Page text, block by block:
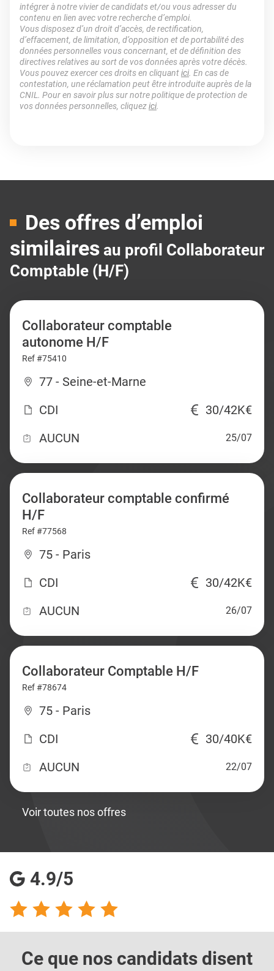
intégrer à notre vivier de candidats et/ou vous adresser du
contenu en lien avec votre recherche d’emploi.
Vous disposez d’un droit d’accès, de rectification,
d’effacement, de limitation, d’opposition et de portabilité des
données personnelles vous concernant, et de définition des
directives relatives au sort de vos données après votre décès.
Vous pouvez exercer ces droits en cliquantici. En cas de
contestation, une réclamation peut être introduite auprès de la
CNIL. Pour en savoir plus sur notre politique de protection de
vos données personnelles, cliquezici.
Des offres d’emploi
similaires au profil Collaborateur
Comptable (H/F)
Collaborateur comptable
autonome H/F
Ref #75410
77 - Seine-et-Marne
CDI
30/42K€
AUCUN
25/07
Collaborateur comptable confirmé
H/F
Ref #77568
75 - Paris
CDI
30/42K€
AUCUN
26/07
Collaborateur Comptable H/F
Ref #78674
75 - Paris
CDI
30/40K€
AUCUN
22/07
Voir toutes nos offres
4.9/5
Ce que nos candidats disent